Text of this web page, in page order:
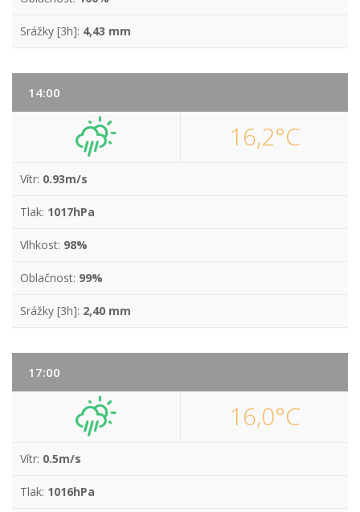
Srážky [3h]: 4,43 mm
14:00
16,2°C
Vítr: 0.93m/s
Tlak: 1017hPa
Vlhkost: 98%
Oblačnost: 99%
Srážky [3h]: 2,40 mm
17:00
16,0°C
Vítr: 0.5m/s
Tlak: 1016hPa